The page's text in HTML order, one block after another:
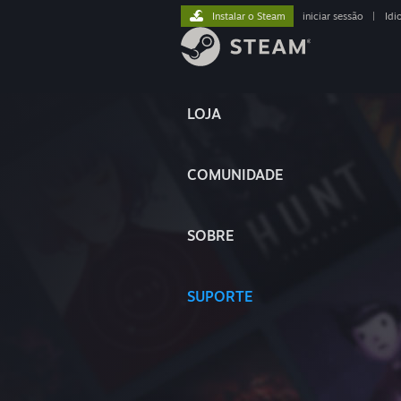
LOJA
COMUNIDADE
SOBRE
SUPORTE
Instalar o Steam iniciar sessão